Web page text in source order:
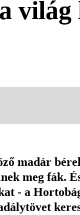
világ
madár
meg fák.
- a